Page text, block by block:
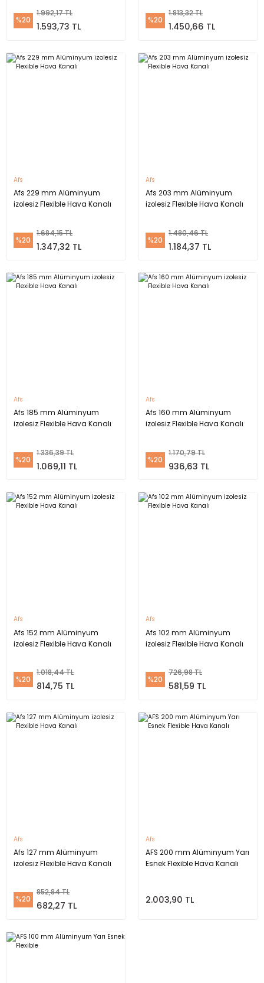
%20
1.992,17 TL
1.593,73 TL
%20
1.813,32 TL
1.450,66 TL
Afs
Afs 229 mm Alüminyum
izolesiz Flexible Hava Kanalı
%20
1.684,15 TL
1.347,32 TL
Afs
Afs 203 mm Alüminyum
izolesiz Flexible Hava Kanalı
%20
1.480,46 TL
1.184,37 TL
Afs
Afs 185 mm Alüminyum
izolesiz Flexible Hava Kanalı
%20
1.336,39 TL
1.069,11 TL
Afs
Afs 160 mm Alüminyum
izolesiz Flexible Hava Kanalı
%20
1.170,79 TL
936,63 TL
Afs
Afs 152 mm Alüminyum
izolesiz Flexible Hava Kanalı
%20
1.018,44 TL
814,75 TL
Afs
Afs 102 mm Alüminyum
izolesiz Flexible Hava Kanalı
%20
726,98 TL
581,59 TL
Afs
Afs 127 mm Alüminyum
izolesiz Flexible Hava Kanalı
%20
852,84 TL
682,27 TL
Afs
AFS 200 mm Alüminyum Yarı
Esnek Flexible Hava Kanalı
2.003,90 TL